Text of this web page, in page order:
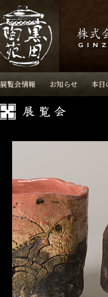
展覧会情報 お知らせ 本日